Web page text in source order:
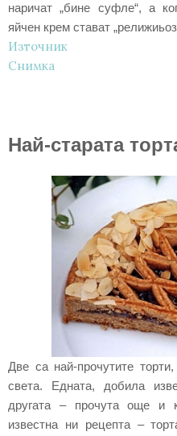
наричат „бине суфле“, а
яйчен крем стават
Източник
Снимка
Най-старата
Две са най-прочутите
света. Едната, добила
другата – прочута още и
известна ни рецепта –